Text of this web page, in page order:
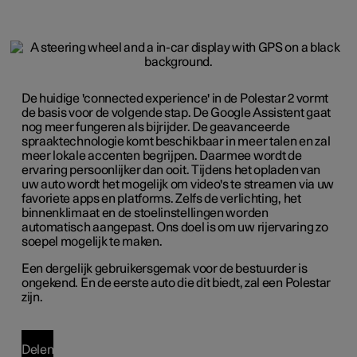
De huidige 'connected experience' in de Polestar 2 vormt
de basis voor de volgende stap. De Google Assistent gaat
nog meer fungeren als bijrijder. De geavanceerde
spraaktechnologie komt beschikbaar in meer talen en zal
meer lokale accenten begrijpen. Daarmee wordt de
ervaring persoonlijker dan ooit. Tijdens het opladen van
uw auto wordt het mogelijk om video's te streamen via uw
favoriete apps en platforms. Zelfs de verlichting, het
binnenklimaat en de stoelinstellingen worden
automatisch aangepast. Ons doel is om uw rijervaring zo
soepel mogelijk te maken.
Een dergelijk gebruikersgemak voor de bestuurder is
ongekend. En de eerste auto die dit biedt, zal een Polestar
zijn.
Delen